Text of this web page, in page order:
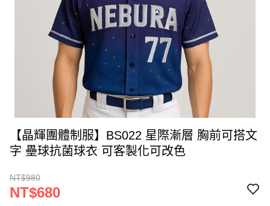
【晶輝團體制服】BS022 星際漸層 胸前可搭文
字 壘球抗菌球衣 可客製化可改色
NT$980
NT$680